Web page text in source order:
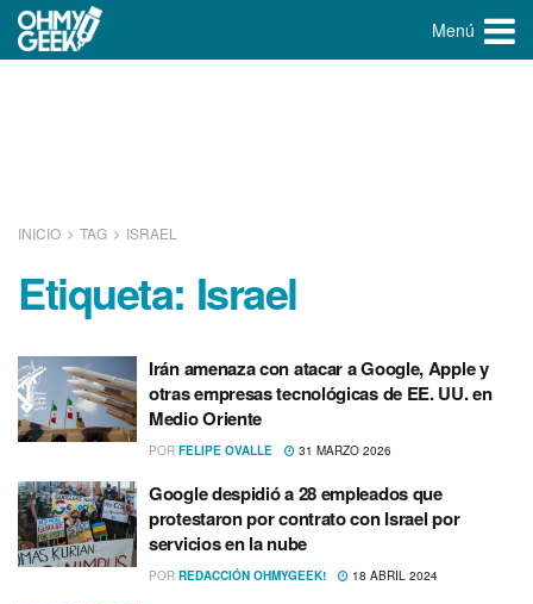
Menú
INICIO TAG ISRAEL
Etiqueta: Israel
Irán amenaza con atacar a Google, Apple y
otras empresas tecnológicas de EE. UU. en
Medio Oriente
POR FELIPE OVALLE 31 MARZO 2026
Google despidió a 28 empleados que
protestaron por contrato con Israel por
servicios en la nube
POR REDACCIÓN OHMYGEEK! 18 ABRIL 2024